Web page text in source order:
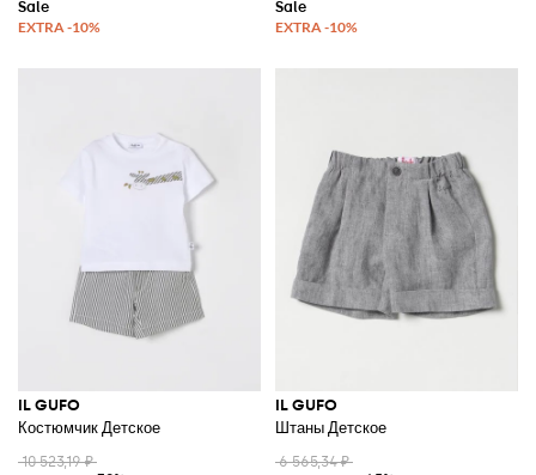
IL GUFO
Костюмчик Детское
10 523,19 ₽
IL GUFO
Штаны Детское
6 565,34 ₽